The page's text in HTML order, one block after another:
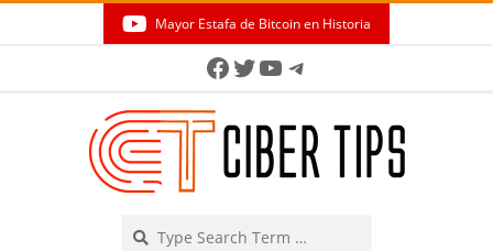
Mayor Estafa de Bitcoin en Historia
Facebook
Twitter
YouTube
Telegram